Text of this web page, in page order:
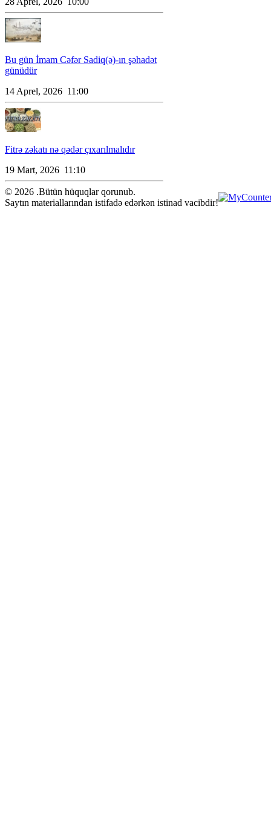
Bu gün İmam Cəfər Sadiq(ə)-ın şəhadət
günüdür
14 Aprel, 2026 11:00
Fitrə zəkatı nə qədər çıxarılmalıdır
19 Mart, 2026 11:10
© 2026 .Bütün hüquqlar qorunub.
Saytın materiallarından istifadə edərkən istinad vacibdir!